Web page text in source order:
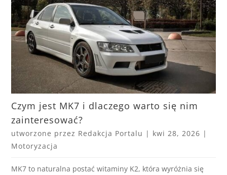
Czym jest MK7 i dlaczego warto się nim
zainteresować?
utworzone przez Redakcja Portalu | kwi 28, 2026 |
Motoryzacja
MK7 to naturalna postać witaminy K2, która wyróżnia się